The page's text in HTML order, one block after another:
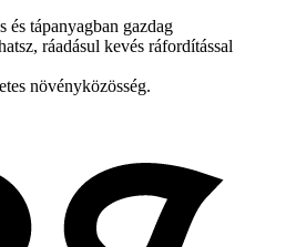
és tápanyagban gazdag
ráadásul kevés ráfordítással
növényközösség.